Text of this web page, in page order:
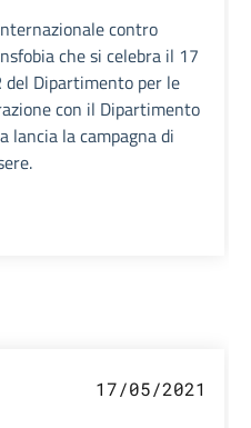
contro
che si celebra il 17
del Dipartimento per le
con il Dipartimento
lancia la campagna di
17/05/2021